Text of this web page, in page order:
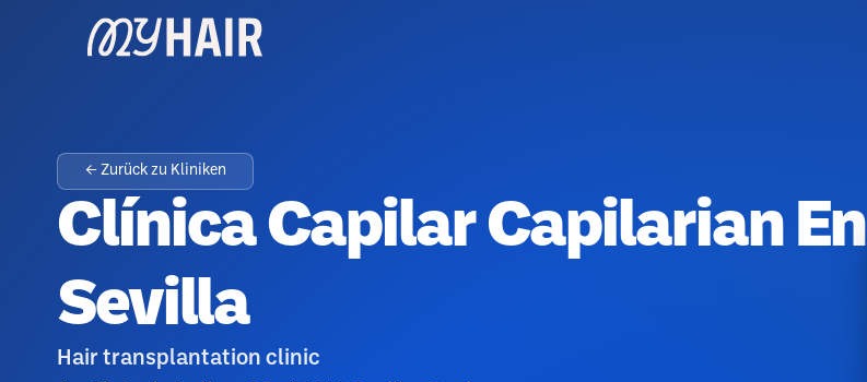
← Zurück zu Kliniken
Clínica Capilar Capilarian En
Sevilla
Hair transplantation clinic